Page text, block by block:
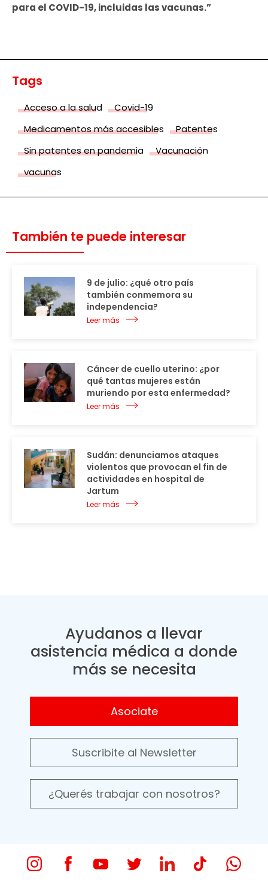
para el COVID-19, incluidas las vacunas.”
Tags
Acceso a la salud
Covid-19
Medicamentos más accesibles
Patentes
Sin patentes en pandemia
Vacunación
vacunas
También te puede interesar
9 de julio: ¿qué otro país
también conmemora su
independencia?
Leer más
Cáncer de cuello uterino: ¿por
qué tantas mujeres están
muriendo por esta enfermedad?
Leer más
Sudán: denunciamos ataques
violentos que provocan el fin de
actividades en hospital de
Jartum
Leer más
Ayudanos a llevar
asistencia médica a donde
más se necesita
Asociate
Suscribite al Newsletter
¿Querés trabajar con nosotros?